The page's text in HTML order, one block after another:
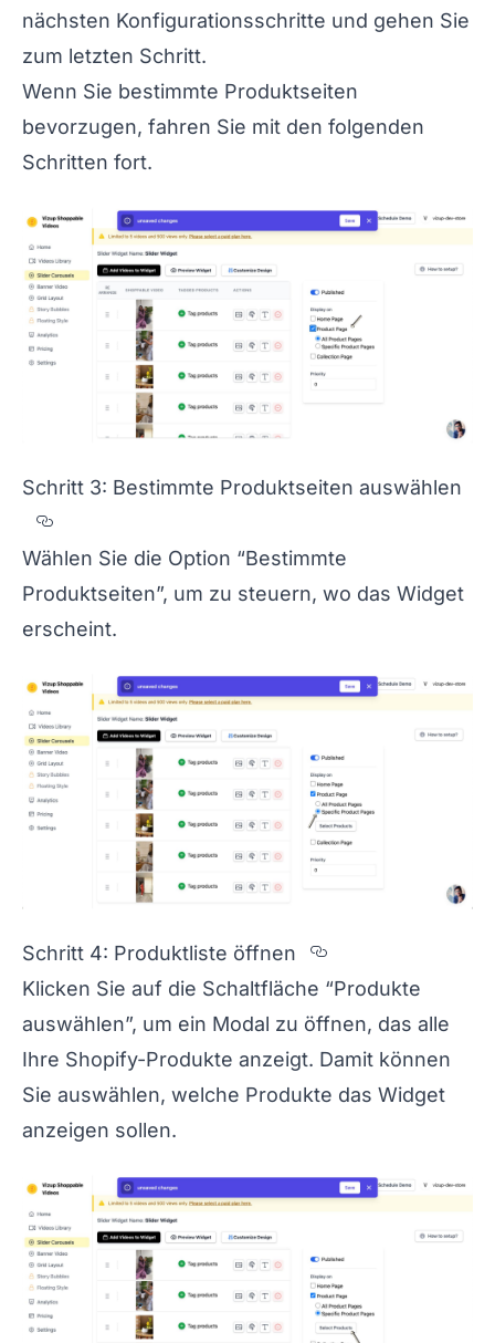
nächsten Konfigurationsschritte und gehen Sie
zum letzten Schritt.
Wenn Sie bestimmte Produktseiten
bevorzugen, fahren Sie mit den folgenden
Schritten fort.
Schritt 3: Bestimmte Produktseiten auswählen
Section titled
Wählen Sie die Option “Bestimmte
Produktseiten”, um zu steuern, wo das Widget
erscheint.
Schritt 4: Produktliste öffnen
Section titled
Klicken Sie auf die Schaltfläche “Produkte
auswählen”, um ein Modal zu öffnen, das alle
Ihre Shopify-Produkte anzeigt. Damit können
Sie auswählen, welche Produkte das Widget
anzeigen sollen.